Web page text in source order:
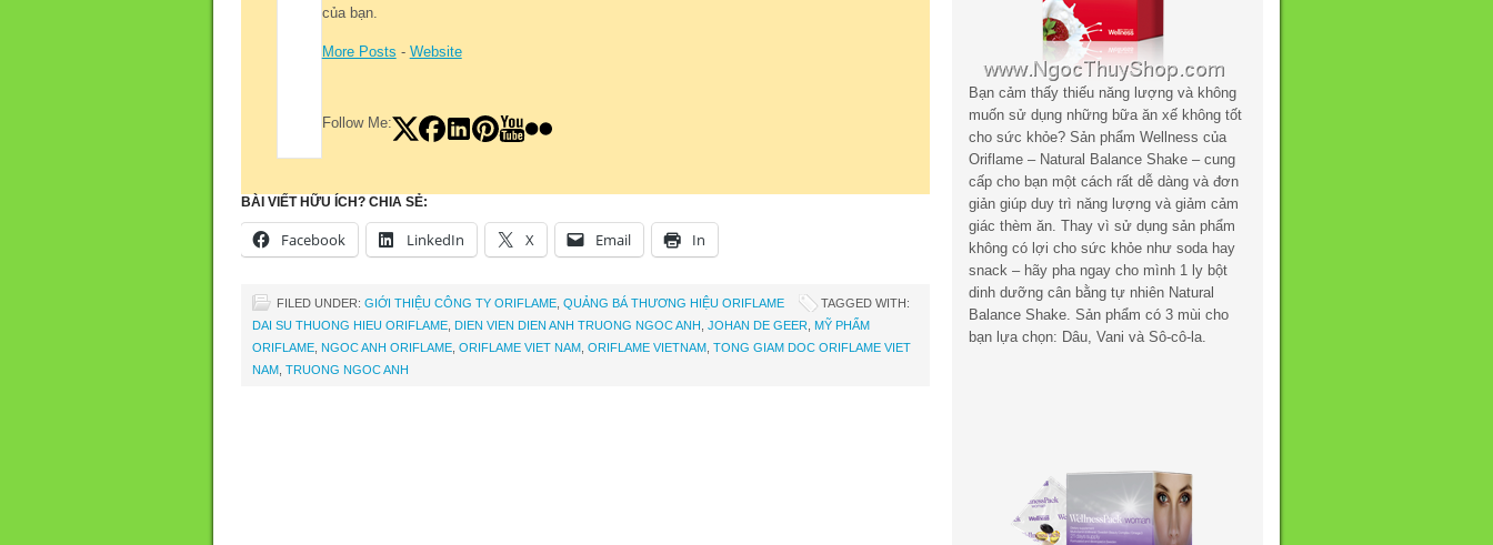
của bạn.
More Posts - Website
Follow Me:
BÀI VIẾT HỮU ÍCH? CHIA SẺ:
Facebook LinkedIn X Email In
FILED UNDER: GIỚI THIỆU CÔNG TY ORIFLAME QUẢNG BÁ THƯƠNG HIỆU ORIFLAME
TAGGED WITH:
DAI SU THUONG HIEU ORIFLAME DIEN VIEN DIEN ANH TRUONG NGOC ANH JOHAN DE GEER
MỸ PHẨM
ORIFLAME NGOC ANH ORIFLAME ORIFLAME VIET NAM ORIFLAME VIETNAM TONG GIAM DOC ORIFLAME VIET
NAM TRUONG NGOC ANH
Bạn cảm thấy thiếu năng lượng và không
muốn sử dụng những bữa ăn xế không tốt
cho sức khỏe? Sản phẩm Wellness của
Oriflame – Natural Balance Shake – cung
cấp cho bạn một cách rất dễ dàng và đơn
giản giúp duy trì năng lượng và giảm cảm
giác thèm ăn. Thay vì sử dụng sản phẩm
không có lợi cho sức khỏe như soda hay
snack – hãy pha ngay cho mình 1 ly bột
dinh dưỡng cân bằng tự nhiên Natural
Balance Shake. Sản phẩm có 3 mùi cho
bạn lựa chọn: Dâu, Vani và Sô-cô-la.